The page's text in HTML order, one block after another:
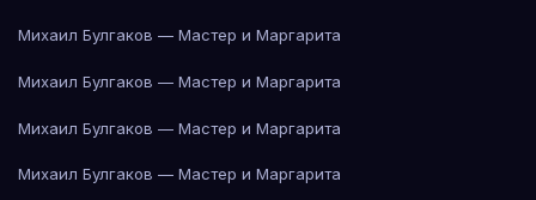
Михаил Булгаков — Мастер и Маргарита
Михаил Булгаков — Мастер и Маргарита
Михаил Булгаков — Мастер и Маргарита
Михаил Булгаков — Мастер и Маргарита